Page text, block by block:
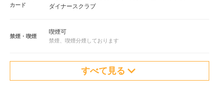
カード
ダイナースクラブ
禁煙・喫煙
喫煙可
禁煙、喫煙分煙しております
すべて見る